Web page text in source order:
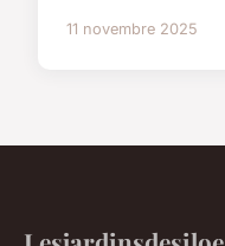
11 novembre 2025